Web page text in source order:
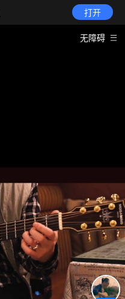
打开
无障碍